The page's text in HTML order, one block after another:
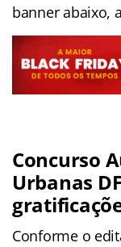
banner abaixo,
Concurso
Urbanas
Conforme o